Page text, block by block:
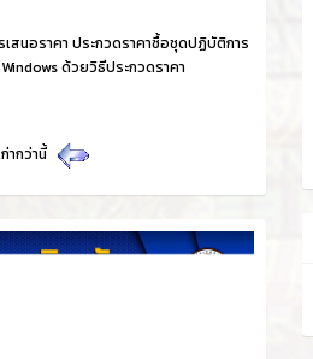
เสนอราคา ประกวดราคาซื้อชุดปฏิบัติการ
ด้วยวิธีประกวดราคา
ากว่านี้